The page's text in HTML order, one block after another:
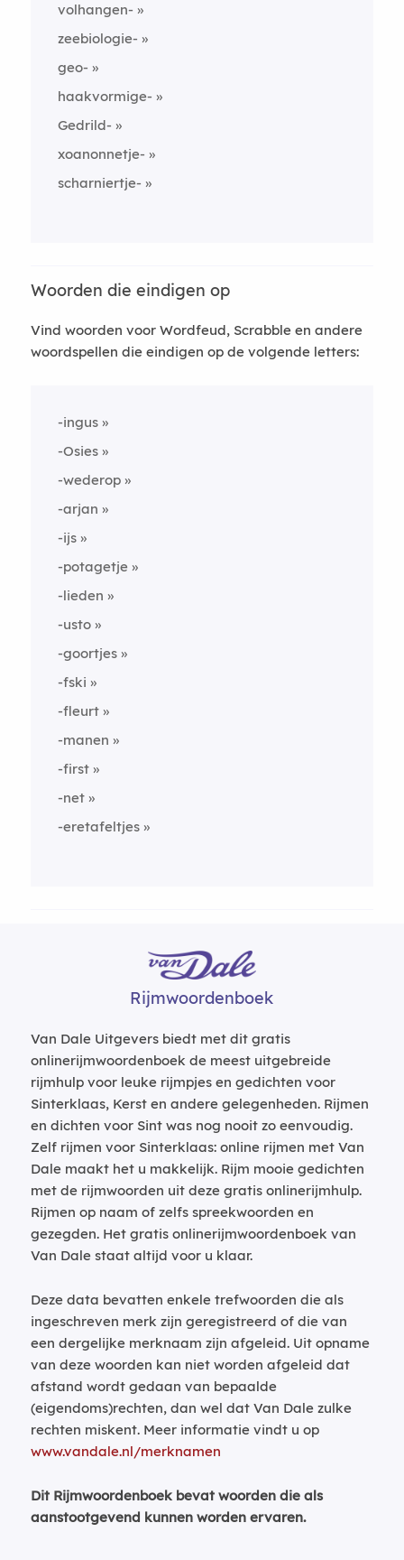
volhangen-
zeebiologie-
geo-
haakvormige-
Gedrild-
xoanonnetje-
scharniertje-
Woorden die eindigen op
Vind woorden voor Wordfeud, Scrabble en andere
woordspellen die eindigen op de volgende letters:
-ingus
-Osies
-wederop
-arjan
-ijs
-potagetje
-lieden
-usto
-goortjes
-fski
-fleurt
-manen
-first
-net
-eretafeltjes
Rijmwoordenboek
Van Dale Uitgevers biedt met dit gratis
onlinerijmwoordenboek de meest uitgebreide
rijmhulp voor leuke rijmpjes en gedichten voor
Sinterklaas, Kerst en andere gelegenheden. Rijmen
en dichten voor Sint was nog nooit zo eenvoudig.
Zelf rijmen voor Sinterklaas: online rijmen met Van
Dale maakt het u makkelijk. Rijm mooie gedichten
met de rijmwoorden uit deze gratis onlinerijmhulp.
Rijmen op naam of zelfs spreekwoorden en
gezegden. Het gratis onlinerijmwoordenboek van
Van Dale staat altijd voor u klaar.
Deze data bevatten enkele trefwoorden die als
ingeschreven merk zijn geregistreerd of die van
een dergelijke merknaam zijn afgeleid. Uit opname
van deze woorden kan niet worden afgeleid dat
afstand wordt gedaan van bepaalde
(eigendoms)rechten, dan wel dat Van Dale zulke
rechten miskent. Meer informatie vindt u op
www.vandale.nl/merknamen
Dit Rijmwoordenboek bevat woorden die als
aanstootgevend kunnen worden ervaren.